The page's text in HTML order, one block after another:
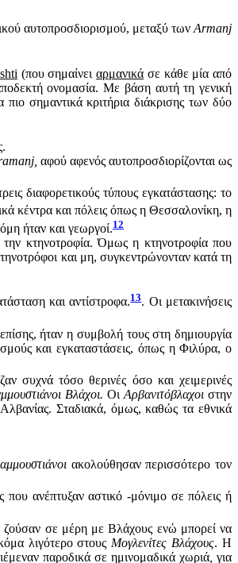
αυτοπροσδιορισμού, μεταξύ των Armanj
(που σημαίνειαρμανικά σε κάθε μία από
ονομασία. Με βάση αυτή τη γενική
πιο σημαντικά κριτήρια διάκρισης των δύο
αφού αφενός αυτοπροσδιορίζονται ως
διαφορετικούς τύπους εγκατάστασης: το
κέντρα και πόλεις όπως η Θεσσαλονίκη, η
ήταν και γεωργοί.12
κτηνοτροφία. Όμως η κτηνοτροφία που
και μη, συγκεντρώνονταν κατά τη
και αντίστροφα.13. Οι μετακινήσεις
ήταν η συμβολή τους στη δημιουργία
και εγκαταστάσεις, όπως η Φιλύρα, ο
συχνά τόσο θερινές όσο και χειμερινές
Βλάχοι. Οι Αρβανιτόβλαχοιστην
Σταδιακά, όμως, καθώς τα εθνικά
ακολούθησαν περισσότερο τον
που ανέπτυξαν αστικό -μόνιμο σε πόλεις ή
ζούσαν σε μέρη με Βλάχους ενώ μπορεί να
λιγότερο στους Μογλενίτες Βλάχους. Η
παροδικά σε ημινομαδικά χωριά ,για